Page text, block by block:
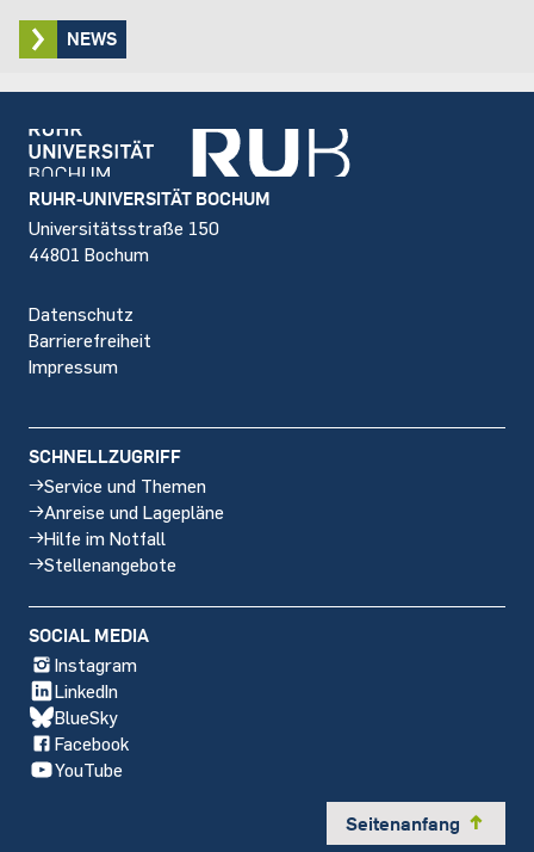
NEWS
Footer
RUHR-UNIVERSITÄT BOCHUM
Universitätsstraße 150
44801 Bochum
Datenschutz
Barrierefreiheit
Impressum
SCHNELLZUGRIFF
Service und Themen
Anreise und Lagepläne
Hilfe im Notfall
Stellenangebote
SOCIAL MEDIA
Instagram
LinkedIn
BlueSky
Facebook
YouTube
Seitenanfang y